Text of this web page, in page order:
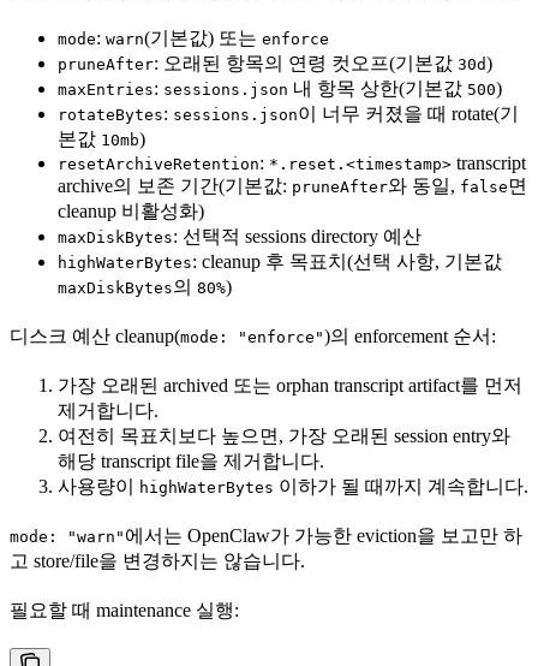
mode: warn(기본값) 또는 enforce
pruneAfter: 오래된 항목의 연령 컷오프(기본값 30d)
maxEntries: sessions.json 내 항목 상한(기본값 500)
rotateBytes: sessions.json이 너무 커졌을 때 rotate(기
본값 10mb)
resetArchiveRetention: *.reset.<timestamp> transcript
archive의 보존 기간(기본값: pruneAfter와 동일, false 면
cleanup 비활성화)
maxDiskBytes: 선택적 sessions directory 예산
highWaterBytes: cleanup 후 목표치(선택 사항, 기본값
maxDiskBytes의 80%)
디스크 예산 cleanup(mode: "enforce")의 enforcement 순서:
가장 오래된 archived 또는 orphan transcript artifact를 먼저
제거합니다.
여전히 목표치보다 높으면, 가장 오래된 session entry와
해당 transcript file을 제거합니다.
사용량이
highWaterBytes 이하가 될 때까지 계속합니다.
mode: "warn" 에서는 OpenClaw가 가능한 eviction을 보고만 하
고 store/file을 변경하지는 않습니다.
필요할 때 maintenance 실행: